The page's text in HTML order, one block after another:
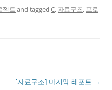
젝트 and tagged C, 자료구조, 프로
[자료구조] 마지막 레포트 →